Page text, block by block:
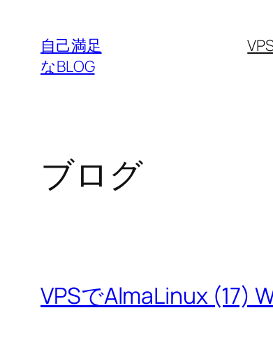
自己満足
なBLOG
ブログ
VPSでAlmaLinux (17)